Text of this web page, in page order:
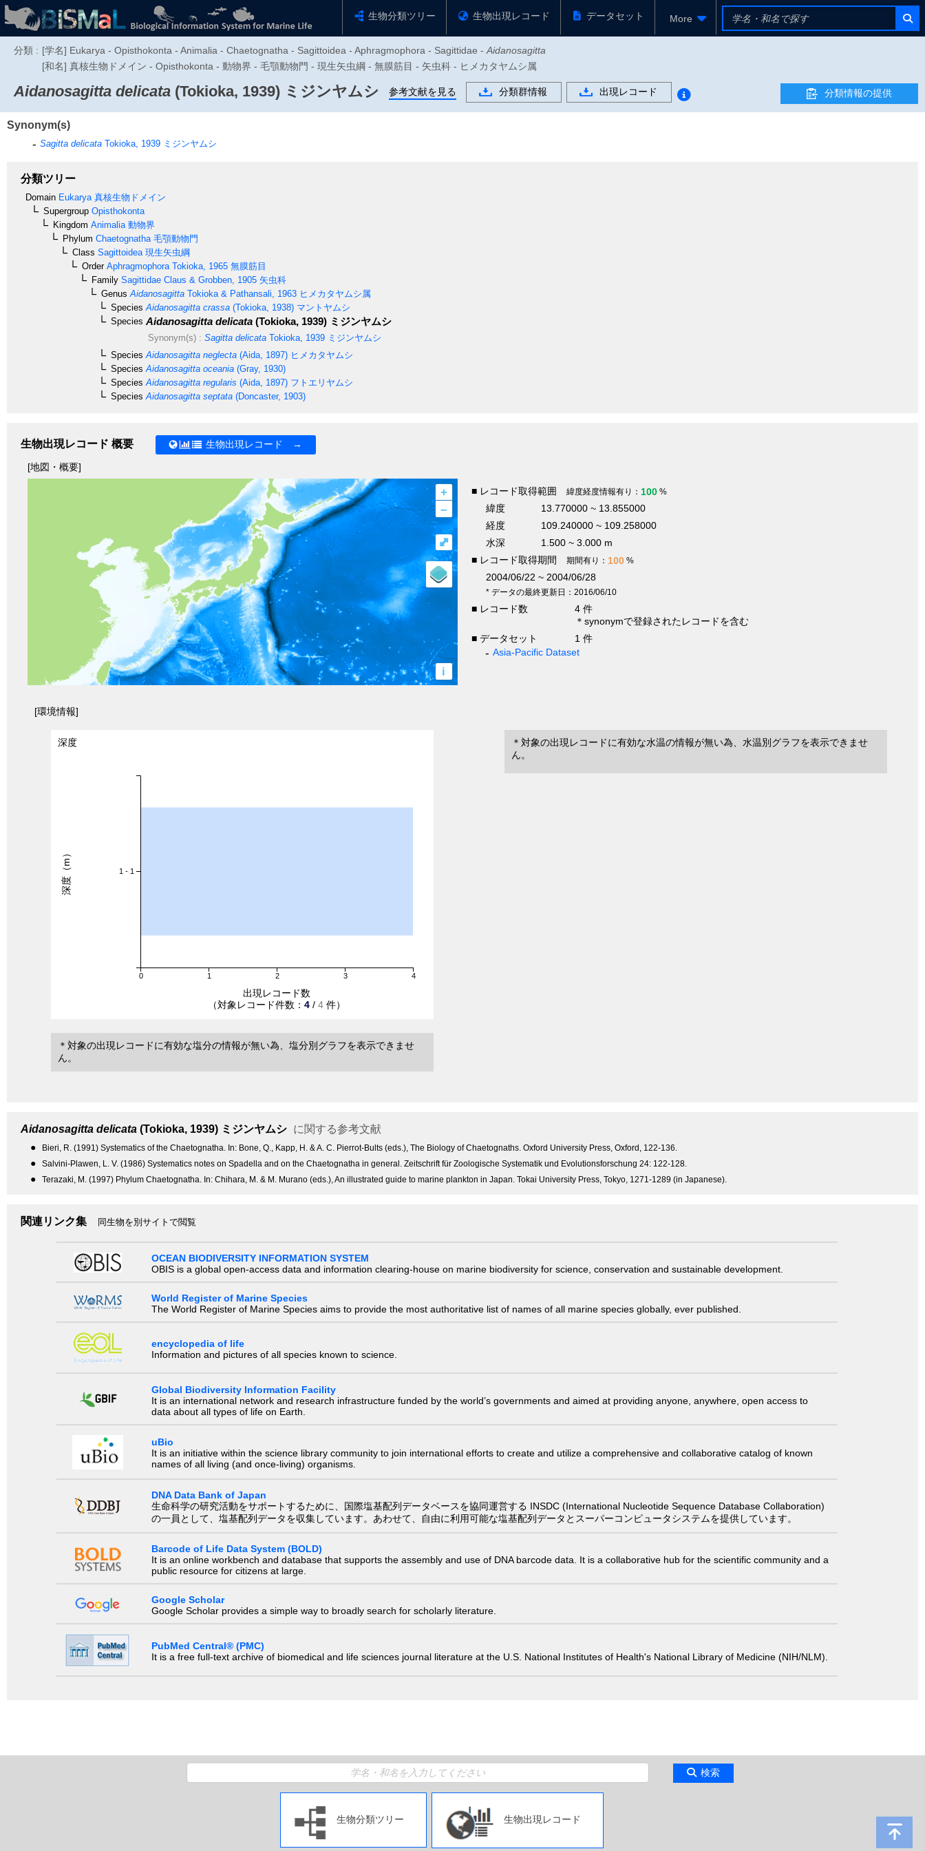
生物分類ツリー 生物出現レコード データセット More
分類 : [学名] Eukarya - Opisthokonta - Animalia - Chaetognatha - Sagittoidea - Aphragmophora - Sagittidae - Aidanosagitta
[和名] 真核生物ドメイン - Opisthokonta - 動物界 - 毛顎動物門 - 現生矢虫綱 - 無膜筋目 - 矢虫科 - ヒメカタヤムシ属
Aidanosagitta delicata (Tokioka, 1939) ミジンヤムシ 参考文献を見る 分類群情報 出現レコード 分類情報の提供
Synonym(s)
Sagitta delicata Tokioka, 1939 ミジンヤムシ
分類ツリー
Domain Eukarya 真核生物ドメイン
Supergroup Opisthokonta
Kingdom Animalia 動物界
Phylum Chaetognatha 毛顎動物門
Class Sagittoidea 現生矢虫綱
OrderAphragmophora Tokioka, 1965 無膜筋目
Family Sagittidae Claus & Grobben, 1905 矢虫科
Genus Aidanosagitta Tokioka & Pathansali, 1963 ヒメカタヤムシ属
Species Aidanosagitta crassa (Tokioka, 1938) マントヤムシ
Species Aidanosagitta delicata (Tokioka, 1939) ミジンヤムシ
Synonym(s) : Sagitta delicataTokioka, 1939ミジンヤムシ
Species Aidanosagitta neglecta (Aida, 1897) ヒメカタヤムシ
Species Aidanosagitta oceania (Gray, 1930)
Species Aidanosagitta regularis (Aida, 1897) フトエリヤムシ
Species Aidanosagitta septata (Doncaster, 1903)
生物出現レコード 概要 生物出現レコード →
[地図・概要]
+
–
i
⤢
■ レコード取得範囲 緯度経度情報有り： 100 %
緯度
13.770000 ~ 13.855000
経度
109.240000 ~ 109.258000
水深
1.500 ~ 3.000 m
■ レコード取得期間
期間有り： 100 %
2004/06/22 ~ 2004/06/28
* データの最終更新日：2016/06/10
■ レコード数
4 件
＊synonymで登録されたレコードを含む
■ データセット
1 件
Asia-Pacific Dataset
[環境情報]
深度
0 1 2 3 4
1 - 1
出現レコード数
（対象レコード件数： 4 / 4 件）
深度（m）
＊対象の出現レコードに有効な水温の情報が無い為、水温別グラフを表示できませ
ん。
＊対象の出現レコードに有効な塩分の情報が無い為、塩分別グラフを表示できませ
ん。
Aidanosagitta delicata (Tokioka, 1939) ミジンヤムシ に関する参考文献
● Bieri, R. (1991) Systematics of the Chaetognatha. In: Bone, Q., Kapp, H. & A. C. Pierrot-Bults (eds.), The Biology of Chaetognaths. Oxford University Press, Oxford, 122-136.
● Salvini-Plawen, L. V. (1986) Systematics notes on Spadella and on the Chaetognatha in general. Zeitschrift für Zoologische Systematik und Evolutionsforschung 24: 122-128.
● Terazaki, M. (1997) Phylum Chaetognatha. In: Chihara, M. & M. Murano (eds.), An illustrated guide to marine plankton in Japan. Tokai University Press, Tokyo, 1271-1289 (in Japanese).
関連リンク集 同生物を別サイトで閲覧
OCEAN BIODIVERSITY INFORMATION SYSTEM
OBIS is a global open-access data and information clearing-house on marine biodiversity for science, conservation and sustainable development.
World Register of Marine Species
The World Register of Marine Species aims to provide the most authoritative list of names of all marine species globally, ever published.
encyclopedia of life
Information and pictures of all species known to science.
Global Biodiversity Information Facility
It is an international network and research infrastructure funded by the world’s governments and aimed at providing anyone, anywhere, open access to
data about all types of life on Earth.
uBio
It is an initiative within the science library community to join international efforts to create and utilize a comprehensive and collaborative catalog of known
names of all living (and once-living) organisms.
DNA Data Bank of Japan
生命科学の研究活動をサポートするために、国際塩基配列データベースを協同運営する INSDC (International Nucleotide Sequence Database Collaboration)
の一員として、塩基配列データを収集しています。あわせて、自由に利用可能な塩基配列データとスーパーコンピュータシステムを提供しています。
Barcode of Life Data System (BOLD)
It is an online workbench and database that supports the assembly and use of DNA barcode data. It is a collaborative hub for the scientific community and a
public resource for citizens at large.
Google Scholar
Google Scholar provides a simple way to broadly search for scholarly literature.
PubMed Central® (PMC)
It is a free full-text archive of biomedical and life sciences journal literature at the U.S. National Institutes of Health's National Library of Medicine (NIH/NLM).
検索
生物分類ツリー 生物出現レコード